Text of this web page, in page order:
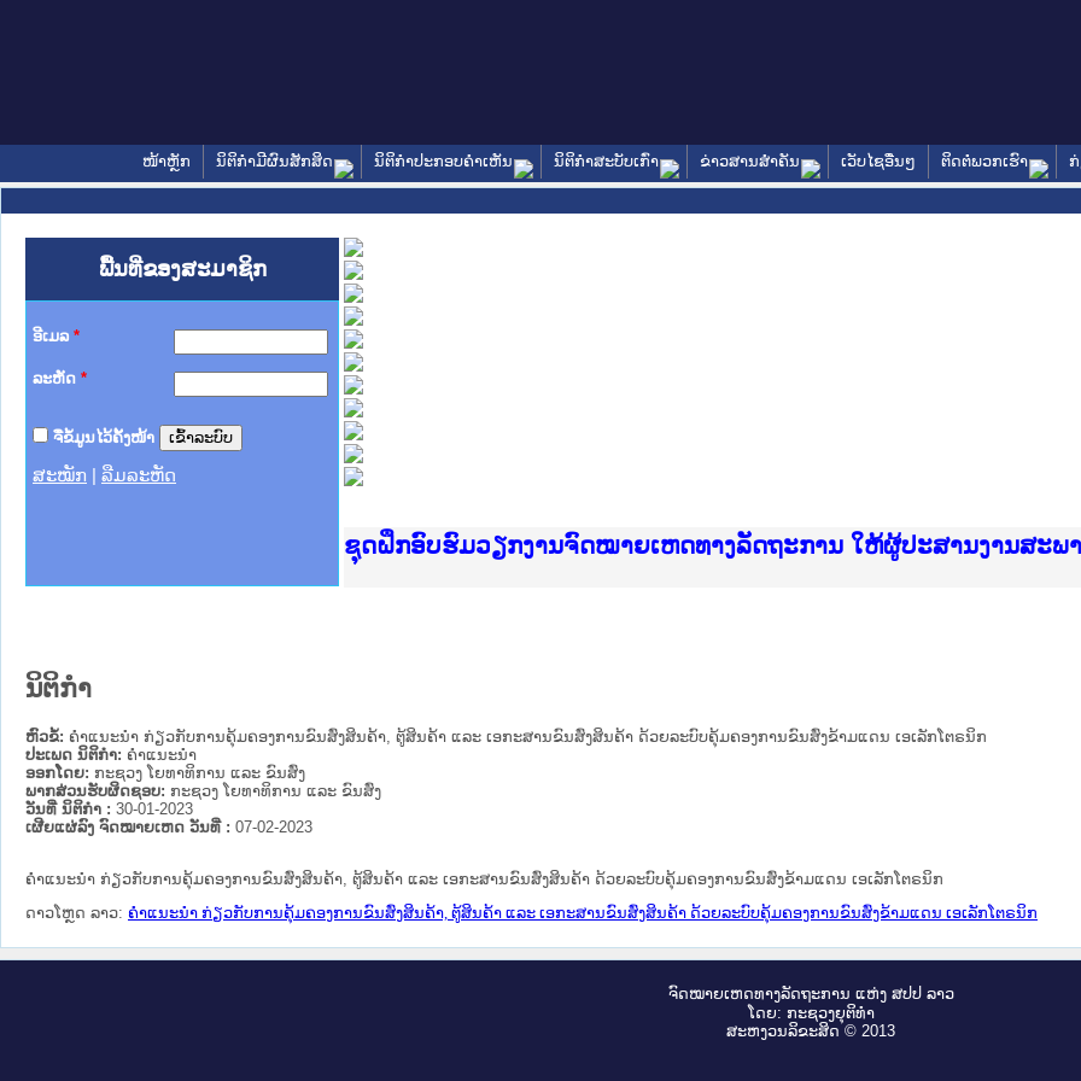
ໜ້າຫຼັກ ນິຕິກໍາມີຜົນສັກສິດ ນິຕິກໍາປະກອບຄໍາເຫັນ ນິຕິກໍາສະບັບເກົ່າ ຂ່າວສານສໍາຄັນ ເວັບໄຊອື່ນໆ ຕິດຕໍ່ພວກເຮົາ
ພື້ນທີ່ຂອງສະມາຊິກ
ອີເມລ *
ລະຫັດ *
ຈື່ຂໍ້ມູນໄວ້ຄັ້ງໜ້າ
ສະໝັກ ລືມລະຫັດ
Ministry of Justice Lao PDR
ເຜີຍແຜ່ວັບໄຊຈົດໝາຍເຫດທາງລັດຖະການ ແລະ ແອັບກົດໝາຍລາວ ທີ່ ສະ
ກະຊວງຍຸຕິທຳ
ຊຸດຝຶກອົບຮົມວຽກງານຈົດໝາຍເຫດທາງລັດຖະການ ໃຫ້ຜູ້ປະສານງານສະພ
ກອງປະຊຸມທົບທວນຄືນການຈັດຕັ້ງປະຕິບັດວຽກງານຈົດໝາຍເຫດທາງລັດຖະ
ຝຶກອົບຮົມ ຜູ່ປະສານງານວຽກງານຈົດໝາຍເຫດທາງລັດຖະການ ສຳລັບ ພາກ
ຝຶກອົບຮົມ ຜູ່ປະສານງານວຽກງານຈົດໝາຍເຫດທາງລັດຖະການ ສຳລັບ ພາກ
ເຜີຍແຜ່ແອັບກົດໝາຍລາວ ແລະ ເວັບໄຊຈົດໝາຍເຫດທາງລັດຖະການ ທີ່ ວິ
ເຜີຍແຜ່ແອັບກົດໝາຍລາວ ແລະ ເວັບໄຊຈົດໝາຍເຫດທາງລັດຖະການ ທີ່ ວິ
ຍົກລະດັບວຽກງານຈົດໝາຍເຫດທາງລັດຖະການໃຫ້ຜູ້ປະສານງານຂັ້ນແຂວງ
ຊຸດຝຶກອົບຮົມວຽກງານຈົດໝາຍເຫດທາງລັດຖະການ ໃຫ້ຜູ້ປະສານງານສະພ
ນິຕິກໍາ
ຫົວຂໍ້: ຄຳແນະນຳ ກ່ຽວກັບການຄຸ້ມຄອງການຂົນສົ່ງສິນຄ້າ, ຕູ້ສິນຄ້າ ແລະ ເອກະສານຂົນສົ່ງສິນຄ້າ ດ້ວຍລະບົບຄຸ້ມຄອງການຂົນສົ່ງຂ້າມແດນ ເອເລັກໂຕຣນິກ
ປະເພດ ນິຕິກໍາ: ຄໍາແນະນໍາ
ອອກໂດຍ: ກະຊວງ ໂຍທາທິການ ແລະ ຂົນສົ່ງ
ພາກສ່ວນຮັບຜິດຊອບ: ກະຊວງ ໂຍທາທິການ ແລະ ຂົນສົ່ງ
ວັນທີ່ ນິຕິກໍາ : 30-01-2023
ເຜີຍແຜ່ລົງ ຈົດໝາຍເຫດ ວັນທີ່ : 07-02-2023
ຄຳແນະນຳ ກ່ຽວກັບການຄຸ້ມຄອງການຂົນສົ່ງສິນຄ້າ, ຕູ້ສິນຄ້າ ແລະ ເອກະສານຂົນສົ່ງສິນຄ້າ ດ້ວຍລະບົບຄຸ້ມຄອງການຂົນສົ່ງຂ້າມແດນ ເອເລັກໂຕຣນິກ
ດາວໂຫຼດ ລາວ: ຄຳແນະນຳ ກ່ຽວກັບການຄຸ້ມຄອງການຂົນສົ່ງສິນຄ້າ, ຕູ້ສິນຄ້າ ແລະ ເອກະສານຂົນສົ່ງສິນຄ້າ ດ້ວຍລະບົບຄຸ້ມຄອງການຂົນສົ່ງຂ້າມແດນ ເອເລັກໂຕຣນິກ
ຈົດ​ໝາຍ​ເຫດ​ທາງ​ລັດ​ຖະ​ການ ແຫ່ງ ສ​ປ​ປ ລາວ
ໂດຍ: ກະ​ຊວງຍຸ​ຕິ​ທຳ
ສະ​ຫງວນ​ລິ​ຂະ​ສິດ © 2013